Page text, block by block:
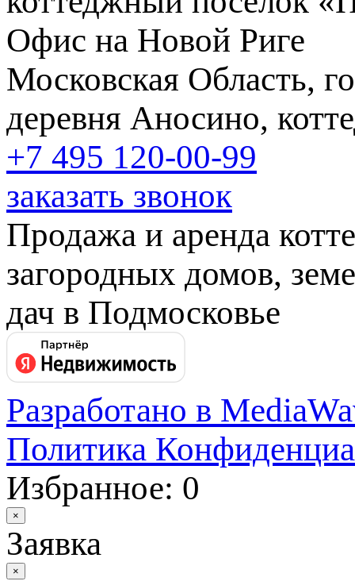
Офис на Новой Риге
Московская Область,
деревня Аносино,
+7 495 120-00-99
заказать звонок
Продажа и аренда
загородных домов,
дач в Подмосковье
Разработано в
Политика
Избранное: 0
×
Заявка
×